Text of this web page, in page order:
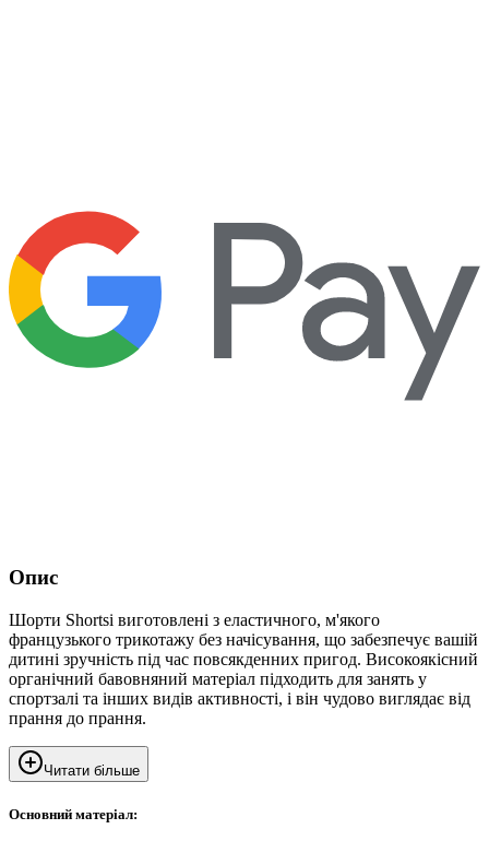
Опис
Шорти Shortsi виготовлені з еластичного, м'якого
французького трикотажу без начісування, що забезпечує вашій
дитині зручність під час повсякденних пригод. Високоякісний
органічний бавовняний матеріал підходить для занять у
спортзалі та інших видів активності, і він чудово виглядає від
прання до прання.
Читати більше
Основний матеріал: